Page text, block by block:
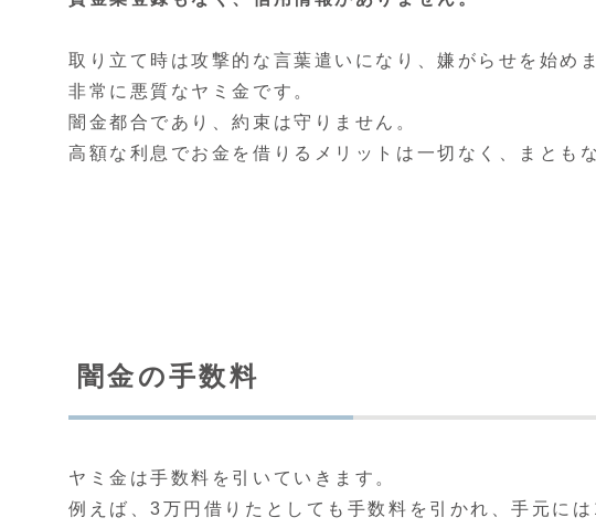
取り立て時は攻撃的な言葉遣いになり、嫌がらせを始めま
非常に悪質なヤミ金です。
闇金都合であり、約束は守りません。
高額な利息でお金を借りるメリットは一切なく、まとも
闇金の手数料
ヤミ金は手数料を引いていきます。
例えば、3万円借りたとしても手数料を引かれ、手元に